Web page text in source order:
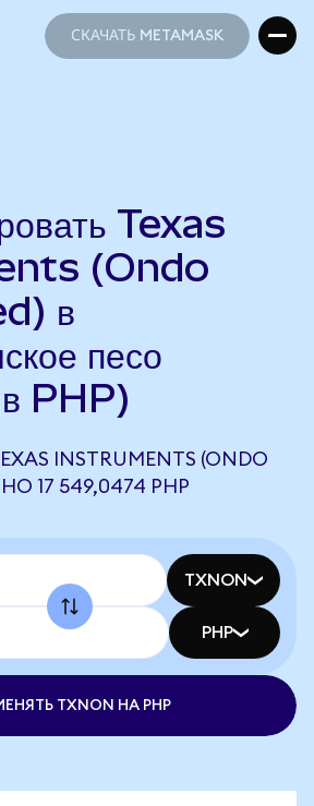
СКАЧАТЬ METAMASK
Texas
(Ondo
в
песо
PHP)
INSTRUMENTS (ONDO
17 549,0474 PHP
TXNON
PHP
TXNON НА PHP